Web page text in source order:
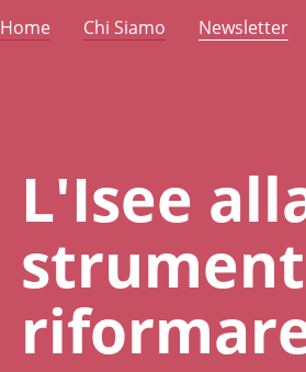
Home Chi Siamo Newsletter
L'Isee